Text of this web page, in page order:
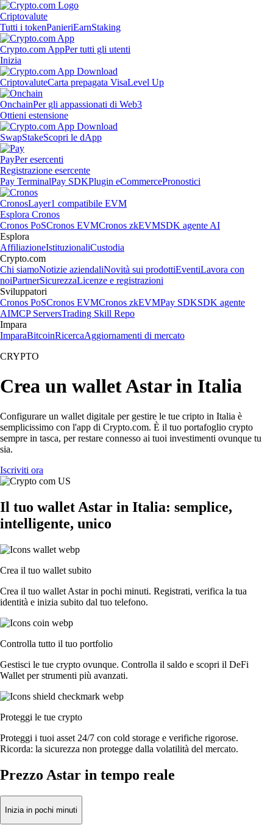
Criptovalute
Tutti i tokenPanieriEarnStaking
Crypto.com AppPer tutti gli utenti
Inizia
CriptovaluteCarta prepagata VisaLevel Up
OnchainPer gli appassionati di Web3
Ottieni estensione
SwapStakeScopri le dApp
PayPer esercenti
Registrazione esercente
Pay TerminalPay SDKPlugin eCommercePronostici
CronosLayer1 compatibile EVM
Esplora Cronos
Cronos PoSCronos EVMCronos zkEVMSDK agente AI
Esplora
AffiliazioneIstituzionaliCustodia
Crypto.com
Chi siamoNotizie aziendaliNovità sui prodottiEventiLavora con
noiPartnerSicurezzaLicenze e registrazioni
Sviluppatori
Cronos PoSCronos EVMCronos zkEVMPay SDKSDK agente
AIMCP ServersTrading Skill Repo
Impara
ImparaBitcoinRicercaAggiornamenti di mercato
CRYPTO
Crea un wallet Astar in Italia
Configurare un wallet digitale per gestire le tue cripto in Italia è
semplicissimo con l'app di Crypto.com. È il tuo portafoglio crypto
sempre in tasca, per restare connesso ai tuoi investimenti ovunque tu
sia.
Iscriviti ora
Il tuo wallet Astar in Italia: semplice,
intelligente, unico
Crea il tuo wallet subito
Crea il tuo wallet Astar in pochi minuti. Registrati, verifica la tua
identità e inizia subito dal tuo telefono.
Controlla tutto il tuo portfolio
Gestisci le tue crypto ovunque. Controlla il saldo e scopri il DeFi
Wallet per strumenti più avanzati.
Proteggi le tue crypto
Proteggi i tuoi asset 24/7 con cold storage e verifiche rigorose.
Ricorda: la sicurezza non protegge dalla volatilità del mercato.
Prezzo Astar in tempo reale
Inizia in pochi minuti